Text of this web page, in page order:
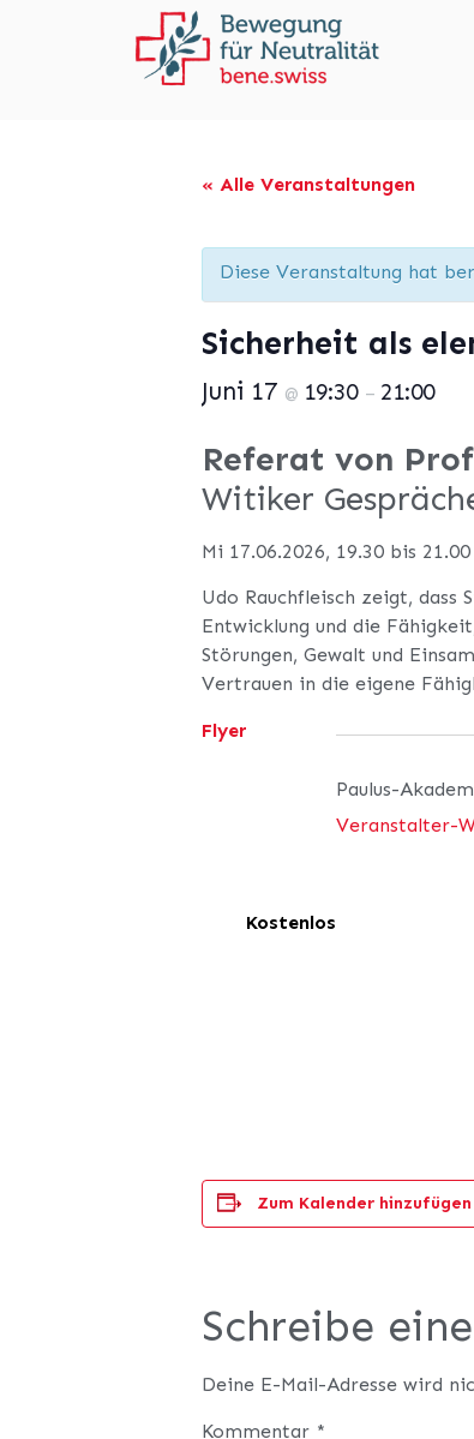
« Alle Veranstaltungen
Diese Veranstaltung hat
Sicherheit als
Juni 17 @ 19:30 – 21:00
Referat von
Witiker
Mi 17.06.2026, 19.30 bis 21.00
Udo Rauchfleisch zeigt, dass
Entwicklung und die
Störungen, Gewalt und
Vertrauen in die eigene
Flyer
Kostenlos
Paulus-
Veranstalter-
Zum Kalender hinzufügen
Schreibe
Deine E-Mail-Adresse wird
Kommentar *